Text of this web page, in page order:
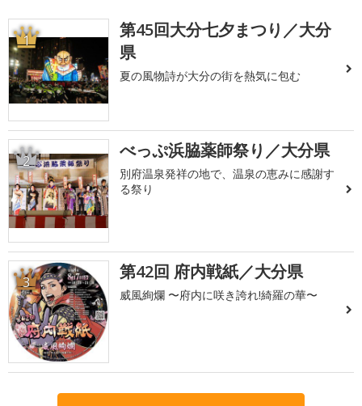
1
第45回大分七夕まつり／大分
県
夏の風物詩が大分の街を熱気に包む
2 べっぷ浜脇薬師祭り／大分県
別府温泉発祥の地で、温泉の恵みに感謝す
る祭り
3 第42回 府内戦紙／大分県
威風絢爛 〜府内に咲き誇れ!綺羅の華〜